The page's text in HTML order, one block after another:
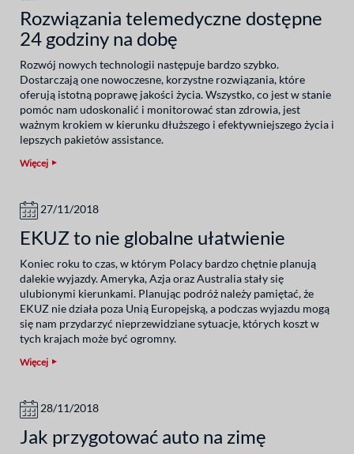
Rozwiązania telemedyczne dostępne
24 godziny na dobę
Rozwój nowych technologii następuje bardzo szybko.
Dostarczają one nowoczesne, korzystne rozwiązania, które
oferują istotną poprawę jakości życia. Wszystko, co jest w stanie
pomóc nam udoskonalić i monitorować stan zdrowia, jest
ważnym krokiem w kierunku dłuższego i efektywniejszego życia i
lepszych pakietów assistance.
Więcej
27/11/2018
EKUZ to nie globalne ułatwienie
Koniec roku to czas, w którym Polacy bardzo chętnie planują
dalekie wyjazdy. Ameryka, Azja oraz Australia stały się
ulubionymi kierunkami. Planując podróż należy pamiętać, że
EKUZ nie działa poza Unią Europejską, a podczas wyjazdu mogą
się nam przydarzyć nieprzewidziane sytuacje, których koszt w
tych krajach może być ogromny.
Więcej
28/11/2018
Jak przygotować auto na zimę